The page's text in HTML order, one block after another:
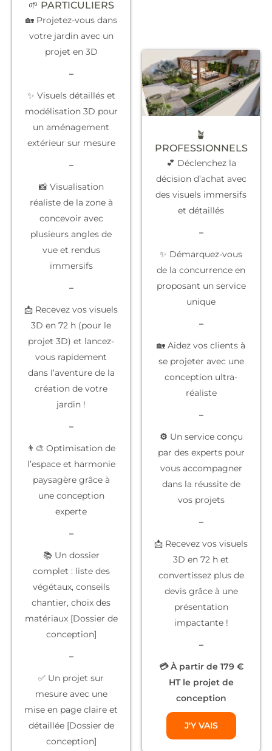
🌱 PARTICULIERS
🏡 Projetez-vous dans
votre jardin avec un
projet en 3D
–
✨ Visuels détaillés et
modélisation 3D pour
un aménagement
extérieur sur mesure
–
📸 Visualisation
réaliste de la zone à
concevoir avec
plusieurs angles de
vue et rendus
immersifs
–
📩 Recevez vos visuels
3D en 72 h (pour le
projet 3D) et lancez-
vous rapidement
dans l’aventure de la
création de votre
jardin !
–
👨‍🎨 Optimisation de
l’espace et harmonie
paysagère grâce à
une conception
experte
–
📚 Un dossier
complet : liste des
végétaux, conseils
chantier, choix des
matériaux [Dossier de
conception]
–
✅ Un projet sur
mesureavec une
mise en page claire et
détaillée [Dossier de
conception]
🪴
PROFESSIONNELS
💕 Déclenchez la
décision d’achat avec
des visuels immersifs
et détaillés
–
✨ Démarquez-vous
de la concurrence en
proposant un service
unique
–
🏡 Aidez vos clients à
se projeter avec une
conception ultra-
réaliste
–
⚙️ Un service conçu
par des expertspour
vous accompagner
dans la réussite de
vos projets
–
📩 Recevez vos visuels
3D en 72 h et
convertissez plus de
devis grâce à une
présentation
impactante !
–
💳 À partir de 179 €
HT le projet de
conception
J'Y VAIS